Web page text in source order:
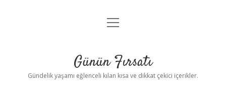
Anasayfa
Yasal Uyarı
menüyü
Günün Fırsatı
Gündelik yaşamı eğlenceli kılan kısa ve dikkat çekici içerikler.